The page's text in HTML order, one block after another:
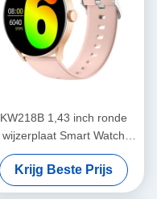
KW218B 1,43 inch ronde
wijzerplaat Smart Watch
Amoled Display Stylish
Women'S Smartwatch
Krijg Beste Prijs